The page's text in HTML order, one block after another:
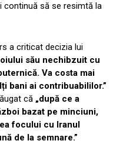
continuă să se resimtă la
a criticat decizia lui
său nechibzuit cu
Va costa mai
bani ai contribuabililor.”
că „după ce a
bazat pe minciuni,
focului cu Iranul
de la semnare.”